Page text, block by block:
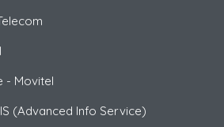
- Movitel
(Advanced Info Service)